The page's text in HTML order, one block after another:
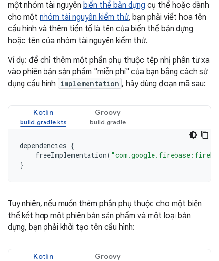
một nhóm tài nguyên biến thể bản dựng cụ thể hoặc dành
cho một nhóm tài nguyên kiểm thử, bạn phải viết hoa tên
cấu hình và thêm tiền tố là tên của biến thể bản dựng
hoặc tên của nhóm tài nguyên kiểm thử.
Ví dụ: để chỉ thêm một phần phụ thuộc tệp nhị phân từ xa
vào phiên bản sản phẩm "miễn phí" của bạn bằng cách sử
dụng cấu hình implementation , hãy dùng đoạn mã sau:
Kotlin Groovy
dependencies {
freeImplementation(
}
Tuy nhiên, nếu muốn thêm phần phụ thuộc cho một biến
thể kết hợp một phiên bản sản phẩm và một loại bản
dựng, bạn phải khởi tạo tên cấu hình:
Kotlin Groovy